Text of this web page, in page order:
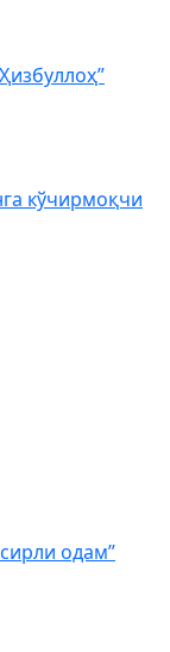
кўчирмоқчи
одам”